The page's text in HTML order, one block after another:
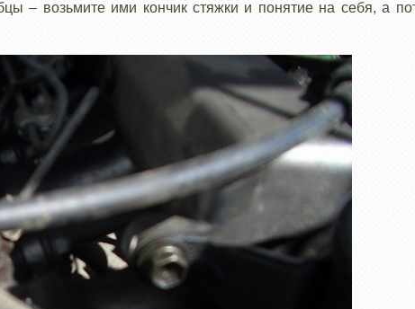
– возьмите ими кончик стяжки и понятие на себя, а